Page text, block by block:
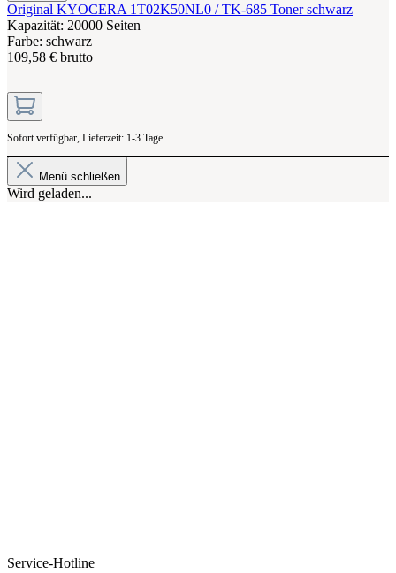
Original KYOCERA 1T02K50NL0 / TK-685 Toner schwarz
Kapazität: 20000 Seiten
Farbe: schwarz
109,58 € brutto
Sofort verfügbar, Lieferzeit: 1-3 Tage
Menü schließen
Wird geladen...
Service-Hotline